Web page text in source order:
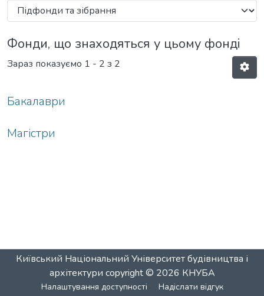
Фонди, що знаходяться у цьому фонді
Зараз показуємо 1 - 2 з 2
Бакалаври
Магістри
Київський Національний Університет будівництва і
архітектури copyright © 2026 КНУБА
Налаштування доступності Надіслати відгук